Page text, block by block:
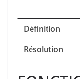
Définition
Résolution